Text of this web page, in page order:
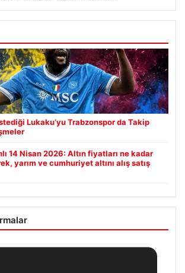
Lukaku’yu Trabzonspor da Takip
14 Nisan 2026: Altın fiyatları ne kadar
yarım ve cumhuriyet altını alış satış